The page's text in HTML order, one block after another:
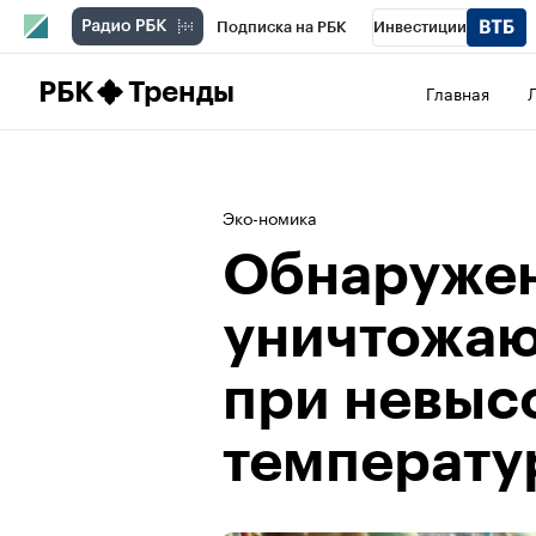
Подписка на РБК Инвестиции
РБК Тренды Главная
Эко-номика
при